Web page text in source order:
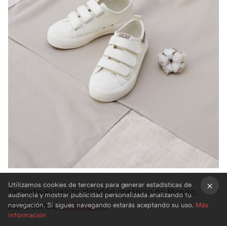
Deportivas velcro algodón orgánico de Mango.
25,99 euros,19,99 euros.
Utilizamos cookies de terceros para generar estadísticas de
audiencia y mostrar publicidad personalizada analizando tu
navegación. Si sigues navegando estarás aceptando su uso. Más
información